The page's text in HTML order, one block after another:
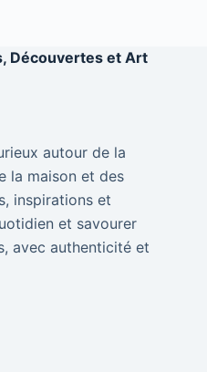
Découvertes et Art
autour de la
la maison et des
inspirations et
et savourer
avec authenticité et